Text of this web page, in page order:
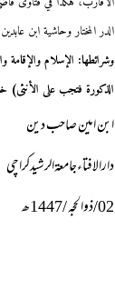
الدر المختار وحاشية ابن
وشرائطها: الإسلام
الذكورة فتجب على الأنثى)
ابن امین صاحب دین
دارالافتاءجامعۃالرشیدکراچی
02/ذوالحجہ /1447ھ